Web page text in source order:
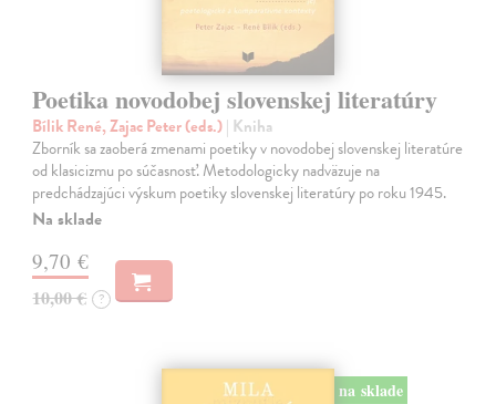
Poetika novodobej slovenskej literatúry
Bílik René, Zajac Peter (eds.)| Kniha
Zborník sa zaoberá zmenami poetiky v novodobej slovenskej literatúre
od klasicizmu po súčasnosť. Metodologicky nadväzuje na
predchádzajúci výskum poetiky slovenskej literatúry po roku 1945.
Na sklade
9,70 €
10,00 € ?
na sklade